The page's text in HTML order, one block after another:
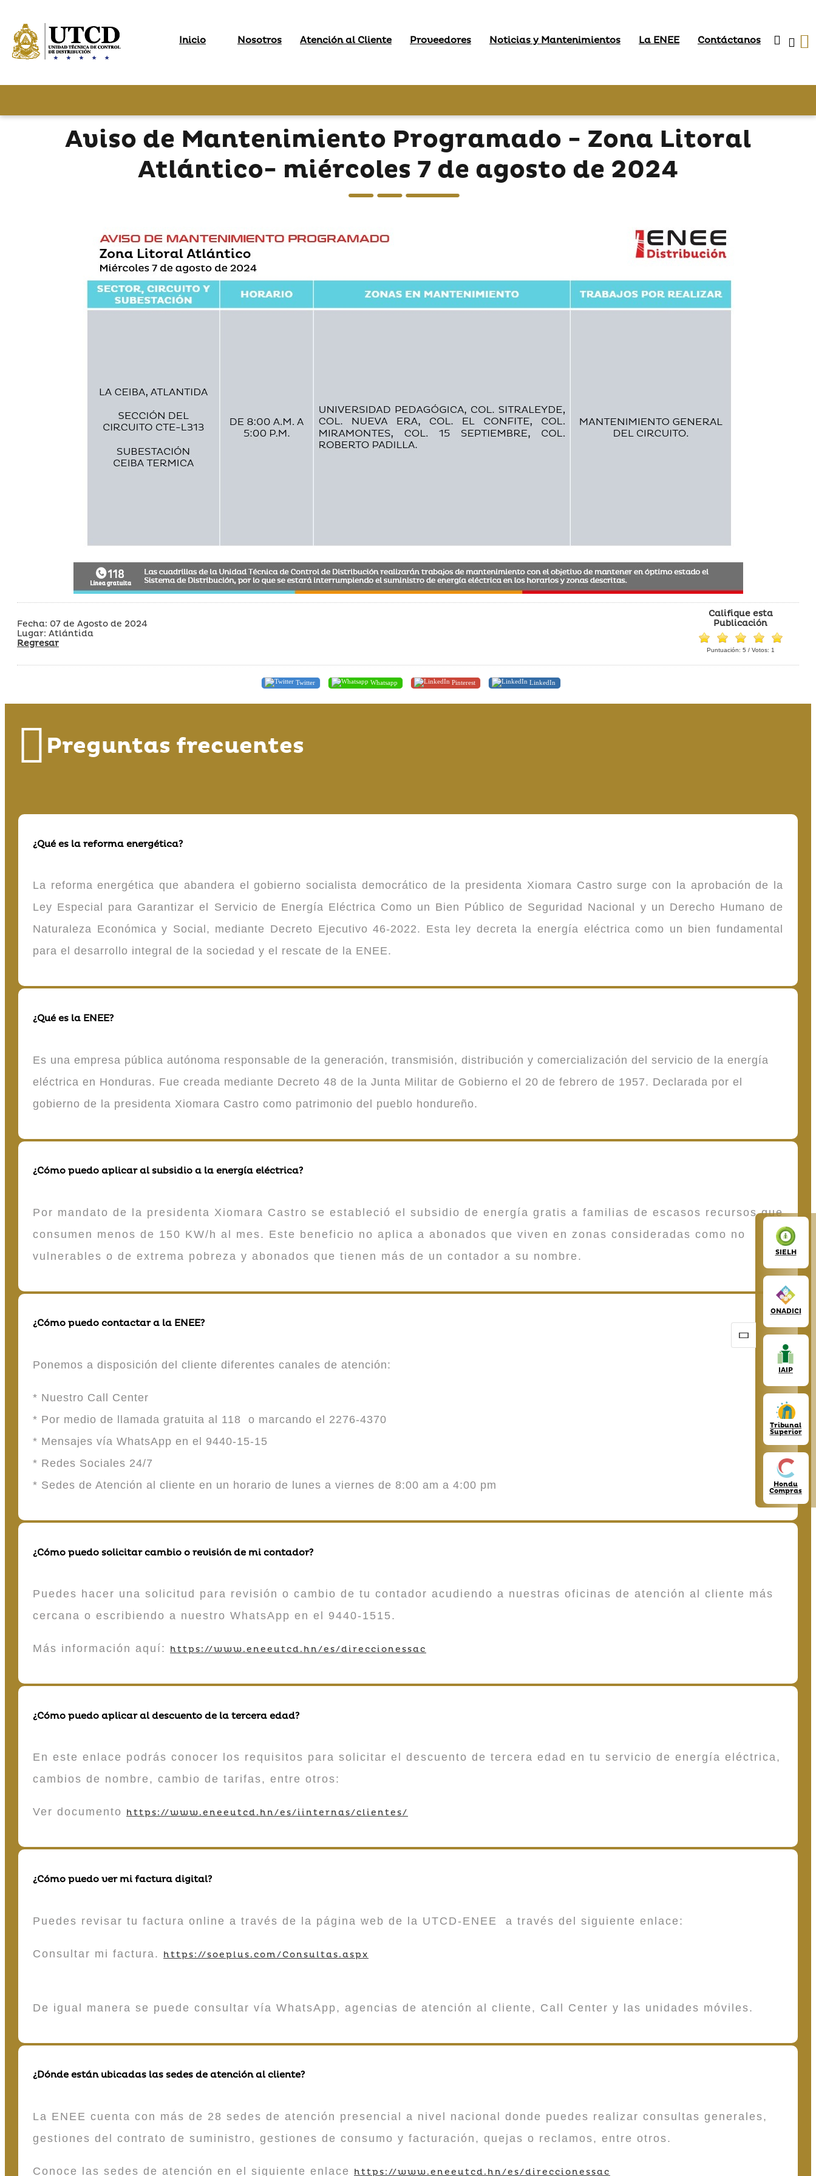
Inicio Nosotros Atención al Cliente Proveedores Noticias y Mantenimientos La ENEE Contáctanos
SIELH
ONADICI
IAIP
Tribunal
Superior
Hondu
Compras
Aviso de Mantenimiento Programado - Zona Litoral
Atlántico- miércoles 7 de agosto de 2024
Fecha: 07 de Agosto de 2024
Lugar: Atlántida
Regresar
Califique esta
Publicación
Puntuación: 5 / Votos: 1
Twitter Whatsapp Pinterest LinkedIn
Preguntas frecuentes
¿Qué es la reforma energética?
La reforma energética que abandera el gobierno socialista democrático de la presidenta Xiomara Castro surge con la aprobación de la
Ley Especial para Garantizar el Servicio de Energía Eléctrica Como un Bien Público de Seguridad Nacional y un Derecho Humano de
Naturaleza Económica y Social, mediante Decreto Ejecutivo 46-2022. Esta ley decreta la energía eléctrica como un bien fundamental
para el desarrollo integral de la sociedad y el rescate de la ENEE.
¿Qué es la ENEE?
Es una empresa pública autónoma responsable de la generación, transmisión, distribución y comercialización del servicio de la energía
eléctrica en Honduras. Fue creada mediante Decreto 48 de la Junta Militar de Gobierno el 20 de febrero de 1957. Declarada por el
gobierno de la presidenta Xiomara Castro como patrimonio del pueblo hondureño.
¿Cómo puedo aplicar al subsidio a la energía eléctrica?
Por mandato de la presidenta Xiomara Castro se estableció el subsidio de energía gratis a familias de escasos recursos que
consumen menos de 150 KW/h al mes. Este beneficio no aplica a abonados que viven en zonas consideradas como no
vulnerables o de extrema pobreza y abonados que tienen más de un contador a su nombre.
¿Cómo puedo contactar a la ENEE?
Ponemos a disposición del cliente diferentes canales de atención:
* Nuestro Call Center
* Por medio de llamada gratuita al 118 o marcando el 2276-4370
* Mensajes vía WhatsApp en el 9440-15-15
* Redes Sociales 24/7
* Sedes de Atención al cliente en un horario de lunes a viernes de 8:00 am a 4:00 pm
¿Cómo puedo solicitar cambio o revisión de mi contador?
Puedes hacer una solicitud para revisión o cambio de tu contador acudiendo a nuestras oficinas de atención al cliente más
cercana o escribiendo a nuestro WhatsApp en el 9440-1515.
Más información aquí: https://www.eneeutcd.hn/es/direccionessac
¿Cómo puedo aplicar al descuento de la tercera edad?
En este enlace podrás conocer los requisitos para solicitar el descuento de tercera edad en tu servicio de energía eléctrica,
cambios de nombre, cambio de tarifas, entre otros:
Ver documento https://www.eneeutcd.hn/es/iinternas/clientes/
¿Cómo puedo ver mi factura digital?
Puedes revisar tu factura online a través de la página web de la UTCD-ENEE a través del siguiente enlace:
Consultar mi factura. https://soeplus.com/Consultas.aspx
De igual manera se puede consultar vía WhatsApp, agencias de atención al cliente, Call Center y las unidades móviles.
¿Dónde están ubicadas las sedes de atención al cliente?
La ENEE cuenta con más de 28 sedes de atención presencial a nivel nacional donde puedes realizar consultas generales,
gestiones del contrato de suministro, gestiones de consumo y facturación, quejas o reclamos, entre otros.
Conoce las sedes de atención en el siguiente enlace https://www.eneeutcd.hn/es/direccionessac